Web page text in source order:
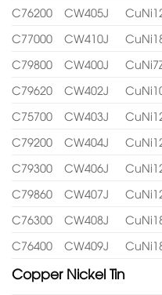
C76200
CW405J
C77000
CW410J
C79800
CW400J
C79620
CW402J
C75700
CW403J
C79200
CW404J
C79300
CW406J
C79860
CW407J
C76300
CW408J
C76400
CW409J
Copper Nickel Tin